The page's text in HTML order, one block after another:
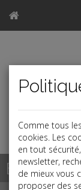
Base
Comme tous
cookies. Les
en tout
newsletter,
de mieux vous
proposer des